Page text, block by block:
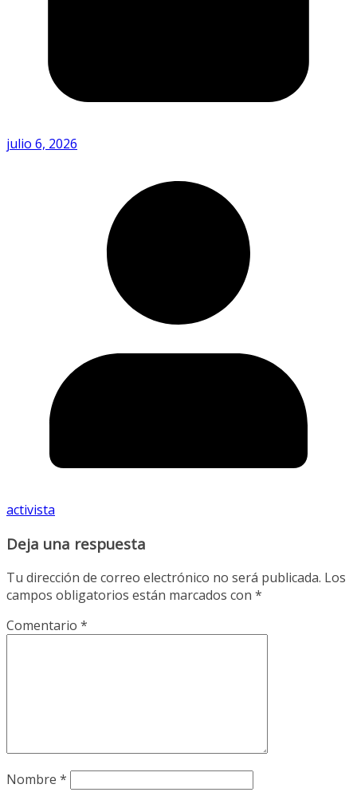
julio 6, 2026
activista
Deja una respuesta
Tu dirección de correo electrónico no será publicada. Los
campos obligatorios están marcados con *
Comentario *
Nombre *